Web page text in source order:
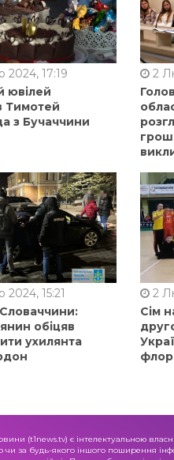
2024, 17:19
ювілей
Тимотей
з Бучаччини
2
2024, 15:21
обіцяв
ухилянта
2
Сім
(t1news.tv) є інтелектуальною
чи за будь-якого іншого поширення